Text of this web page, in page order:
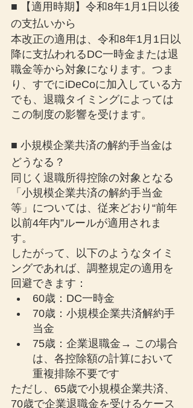
■ 【適用時期】令和8年1月1日以後
の支払いから
本改正の適用は、令和8年1月1日以
降に支払われるDC一時金または退
職金等から対象になります。つま
り、すでにiDeCoに加入している方
でも、退職タイミングによっては
この制度の影響を受けます。
■ 小規模企業共済の解約手当金は
どうなる？
同じく退職所得控除の対象となる
「小規模企業共済の解約手当金
等」については、従来どおり“前年
以前4年内”ルールが適用されま
す。
したがって、以下のようなタイミ
ングであれば、調整規定の適用を
回避できます：
60歳：DC一時金
70歳：小規模企業共済解約手
当金
75歳：企業退職金→ この場合
は、各控除額の計算において
重複排除不要です
ただし、65歳で小規模企業共済、
70歳で企業退職金を受けるケース